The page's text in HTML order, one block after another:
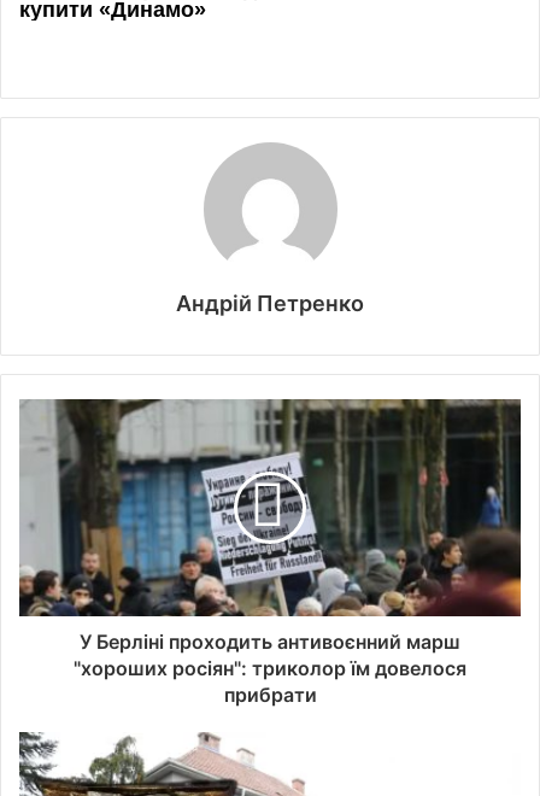
Андрій Петренко
У Берліні проходить антивоєнний марш
"хороших росіян": триколор їм довелося
прибрати